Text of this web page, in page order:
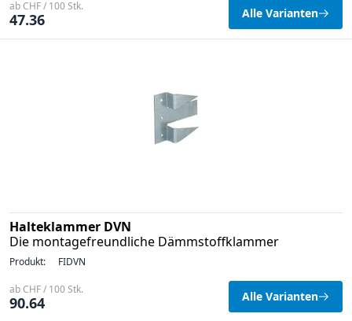
ab CHF / 100 Stk.
47.36 Alle Varianten
Halteklammer DVN
Die montagefreundliche Dämmstoffklammer
Produkt: FIDVN
ab CHF / 100 Stk.
90.64 Alle Varianten